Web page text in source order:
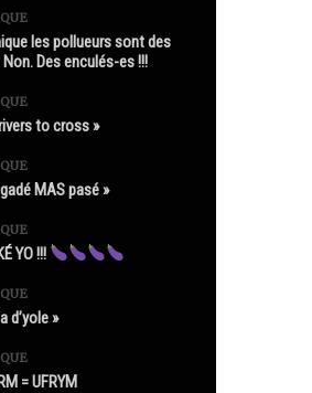
les pollueurs sont des
Des enculés-es !!!
to cross »
MAS pasé »
YO !!!
d’yole »
= UFRYM